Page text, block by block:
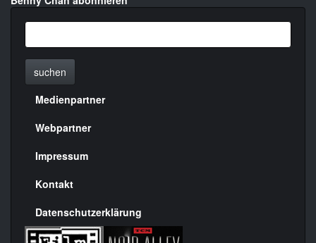
suchen
Menülinks
rechte
Seite
Medienpartner
Webpartner
Impressum
Kontakt
Datenschutzerklärung